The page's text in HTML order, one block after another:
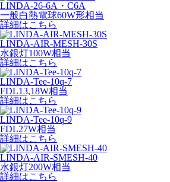
LINDA-26-6A・C6A
一般白熱電球60W形相当
詳細はこちら
LINDA-AIR-MESH-30S
水銀灯100W相当
詳細はこちら
LINDA-Tee-10q-7
FDL13,18W相当
詳細はこちら
LINDA-Tee-10q-9
FDL27W相当
詳細はこちら
LINDA-AIR-SMESH-40
水銀灯200W相当
詳細はこちら